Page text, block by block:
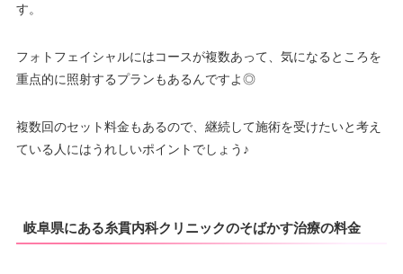
す。
フォトフェイシャルにはコースが複数あって、気になるところを
重点的に照射するプランもあるんですよ◎
複数回のセット料金もあるので、継続して施術を受けたいと考え
ている人にはうれしいポイントでしょう♪
岐阜県にある糸貫内科クリニックのそばかす治療の料金